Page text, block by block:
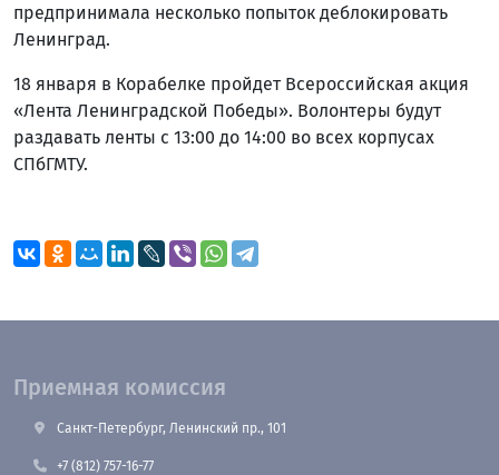
предпринимала несколько попыток деблокировать
Ленинград.
18 января в Корабелке пройдет Всероссийская акция
«Лента Ленинградской Победы». Волонтеры будут
раздавать ленты с 13:00 до 14:00 во всех корпусах
СПбГМТУ.
Приемная комиссия
Санкт-Петербург, Ленинский пр., 101
+7 (812) 757-16-77